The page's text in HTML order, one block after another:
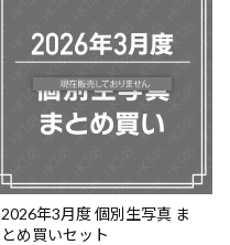
2026年3月度 個別生写真 ま
とめ買いセット